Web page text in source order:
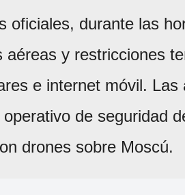
oficiales, durante las
y restricciones
e internet móvil.
de seguridad
drones sobre Moscú.